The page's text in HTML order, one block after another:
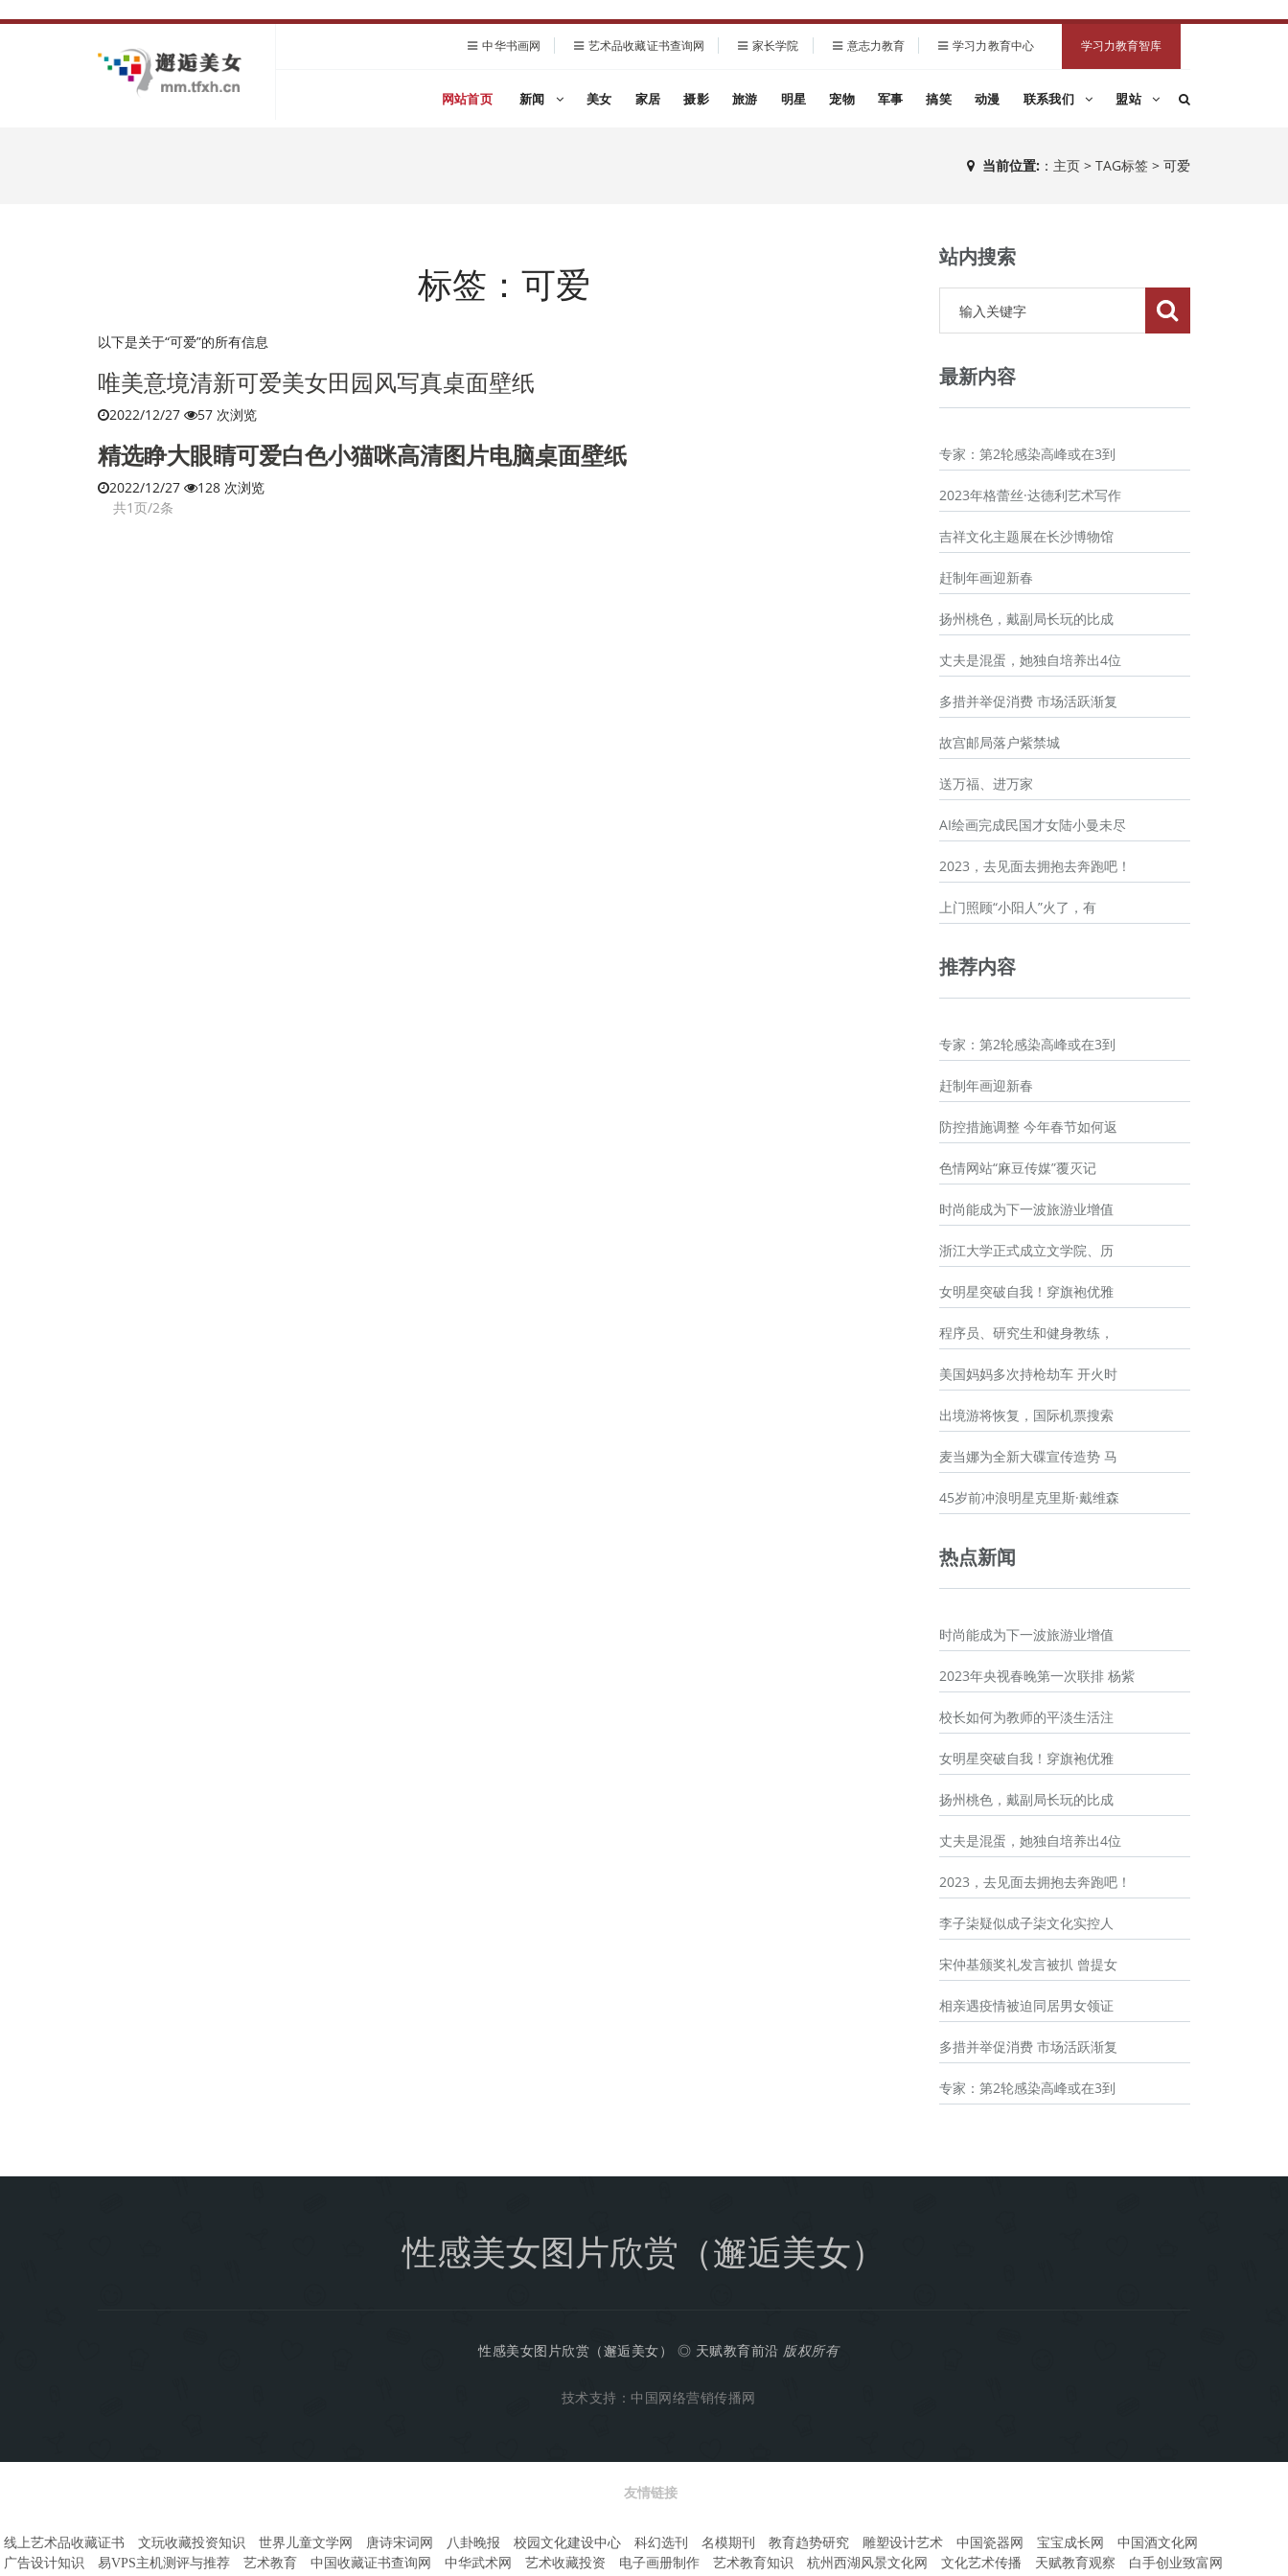
中华书画网 艺术品收藏证书查询网 家长学院 意志力教育 学习力教育中心 学习力教育智库
网站首页 新闻 美女 家居 摄影 旅游 明星 宠物 军事 搞笑 动漫 联系我们 盟站
当前位置: ： 主页 > TAG标签 > 可爱
标签：可爱
以下是关于“可爱”的所有信息
唯美意境清新可爱美女田园风写真桌面壁纸
2022/12/27 57 次浏览
精选睁大眼睛可爱白色小猫咪高清图片电脑桌面壁纸
2022/12/27
128 次浏览
共1页/2条
站内搜索
最新内容
专家：第2轮感染高峰或在3到
2023年格蕾丝·达德利艺术写作
吉祥文化主题展在长沙博物馆
赶制年画迎新春
扬州桃色，戴副局长玩的比成
丈夫是混蛋，她独自培养出4位
多措并举促消费 市场活跃渐复
故宫邮局落户紫禁城
送万福、进万家
AI绘画完成民国才女陆小曼未尽
2023，去见面去拥抱去奔跑吧！
上门照顾“小阳人”火了，有
推荐内容
专家：第2轮感染高峰或在3到
赶制年画迎新春
防控措施调整 今年春节如何返
色情网站“麻豆传媒”覆灭记
时尚能成为下一波旅游业增值
浙江大学正式成立文学院、历
女明星突破自我！穿旗袍优雅
程序员、研究生和健身教练，
美国妈妈多次持枪劫车 开火时
出境游将恢复，国际机票搜索
麦当娜为全新大碟宣传造势 马
45岁前冲浪明星克里斯·戴维森
热点新闻
时尚能成为下一波旅游业增值
2023年央视春晚第一次联排 杨紫
校长如何为教师的平淡生活注
女明星突破自我！穿旗袍优雅
扬州桃色，戴副局长玩的比成
丈夫是混蛋，她独自培养出4位
2023，去见面去拥抱去奔跑吧！
李子柒疑似成子柒文化实控人
宋仲基颁奖礼发言被扒 曾提女
相亲遇疫情被迫同居男女领证
多措并举促消费 市场活跃渐复
专家：第2轮感染高峰或在3到
性感美女图片欣赏（邂逅美女）
性感美女图片欣赏（邂逅美女） ◎ 天赋教育前沿 版权所有
技术支持： 中国网络营销传播网
友情链接
线上艺术品收藏证书 文玩收藏投资知识 世界儿童文学网 唐诗宋词网 八卦晚报 校园文化建设中心 科幻选刊 名模期刊 教育趋势研究 雕塑设计艺术 中国瓷器网 宝宝成长网
中国酒文化网
广告设计知识
易VPS主机测评与推荐 艺术教育 中国收藏证书查询网 中华武术网 艺术收藏投资 电子画册制作 艺术教育知识 杭州西湖风景文化网 文化艺术传播 天赋教育观察 白手创业致富网